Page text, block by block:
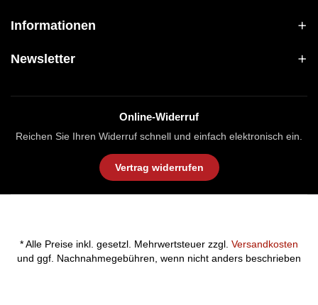
Informationen
Newsletter
Online-Widerruf
Reichen Sie Ihren Widerruf schnell und einfach elektronisch ein.
Vertrag widerrufen
* Alle Preise inkl. gesetzl. Mehrwertsteuer zzgl. Versandkosten
und ggf. Nachnahmegebühren, wenn nicht anders beschrieben